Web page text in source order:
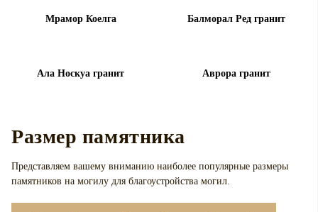
Мрамор Коелга Балморал Ред гранит
Ала Носкуа гранит Аврора гранит
Размер памятника
Представляем вашему вниманию наиболее популярные размеры
памятников на могилу для благоустройства могил.